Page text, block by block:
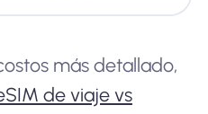
más detallado,
de viaje vs